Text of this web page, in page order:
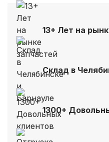
13+ Лет на
Склад в
1300+